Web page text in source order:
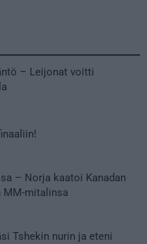
– Leijonat voitti
– Norja kaatoi Kanadan
mitalinsa
Tshekin nurin ja eteni